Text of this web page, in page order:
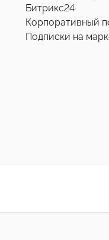
Битрикс24
Корпоративный
Подписки на